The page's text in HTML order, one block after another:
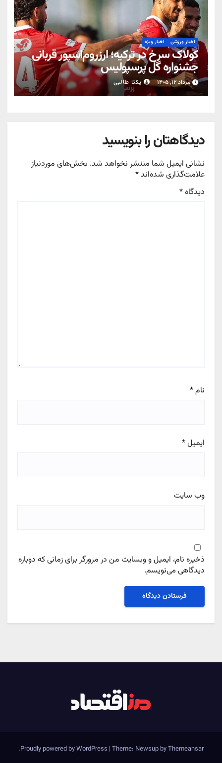
اخبار ورزشی اخبار ویژه
کولاک سرخ در ترکیه؛ ارزروم‌اسپور قربانی
جشنواره گل پرسپولیس
مرداد ۱۲, ۱۴۰۵ یکتا طالبی
دیدگاهتان را بنویسید
نشانی ایمیل شما منتشر نخواهد شد. بخش‌های موردنیاز
علامت‌گذاری شده‌اند*
دیدگاه*
نام*
ایمیل*
وب‌ سایت
ذخیره نام، ایمیل و وبسایت من در مرورگر برای زمانی که دوباره
دیدگاهی می‌نویسم.
Proudly powered by WordPress | Theme: Newsup byThemeansar
.